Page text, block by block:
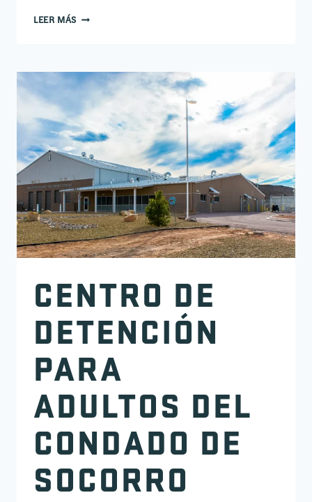
LEER MÁS EDIFICIO DE OFICINAS ESTATALES GEORGE H.W. BUSH
CENTRO DE
DETENCIÓN
PARA
ADULTOS DEL
CONDADO DE
SOCORRO